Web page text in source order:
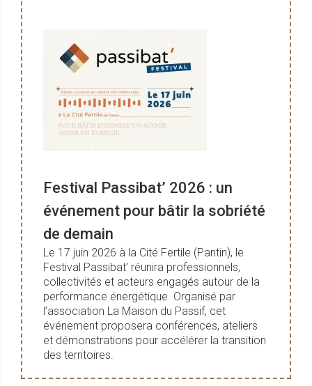
Festival Passibat’ 2026 : un
événement pour bâtir la sobriété
de demain
Le 17 juin 2026 à la Cité Fertile (Pantin), le
Festival Passibat’ réunira professionnels,
collectivités et acteurs engagés autour de la
performance énergétique. Organisé par
l’association La Maison du Passif, cet
événement proposera conférences, ateliers
et démonstrations pour accélérer la transition
des territoires.